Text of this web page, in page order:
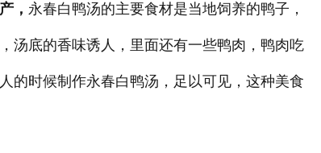
， 永春白鸭汤的主要食材是当地饲养的鸭子，
汤底的香味诱人，里面还有一些鸭肉，鸭肉吃
的时候制作永春白鸭汤，足以可见，这种美食